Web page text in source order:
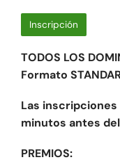
TODOS LOS
Formato
Las
minutos antes
PREMIOS:
Inscripción